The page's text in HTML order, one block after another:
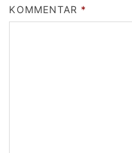
KOMMENTAR *